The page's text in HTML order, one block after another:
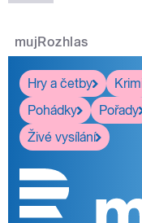
mujRozhlas
Hry a četby
Pohádky
Pořady
Živé vysílání